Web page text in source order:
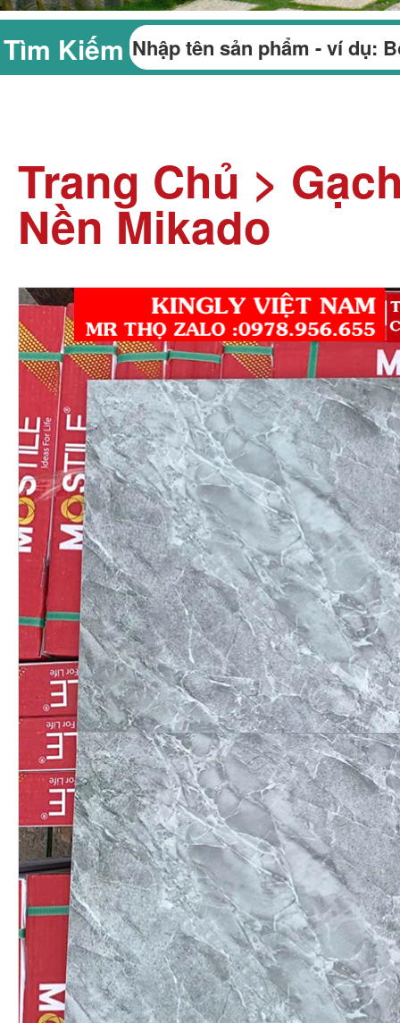
Tìm Kiếm
Trang Chủ >
Nền Mikado